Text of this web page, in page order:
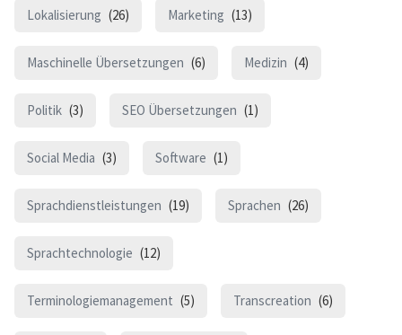
Lokalisierung (26) Marketing (13)
Maschinelle Übersetzungen (6) Medizin (4)
Politik (3) SEO Übersetzungen (1)
Social Media (3) Software (1)
Sprachdienstleistungen (19) Sprachen (26)
Sprachtechnologie (12)
Terminologiemanagement (5) Transcreation (6)